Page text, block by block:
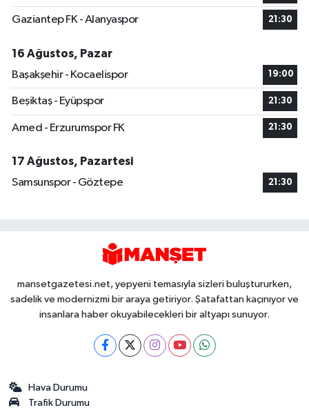
Gaziantep FK - Alanyaspor 21:30
16 Ağustos, Pazar
Başakşehir - Kocaelispor
19:00
Beşiktaş - Eyüpspor 21:30
Amed - Erzurumspor FK 21:30
17 Ağustos, Pazartesi
Samsunspor - Göztepe
21:30
mansetgazetesi.net, yepyeni temasıyla sizleri buluştururken,
sadelik ve modernizmi bir araya getiriyor. Şatafattan kaçınıyor ve
insanlara haber okuyabilecekleri bir altyapı sunuyor.
Hava Durumu
Trafik Durumu